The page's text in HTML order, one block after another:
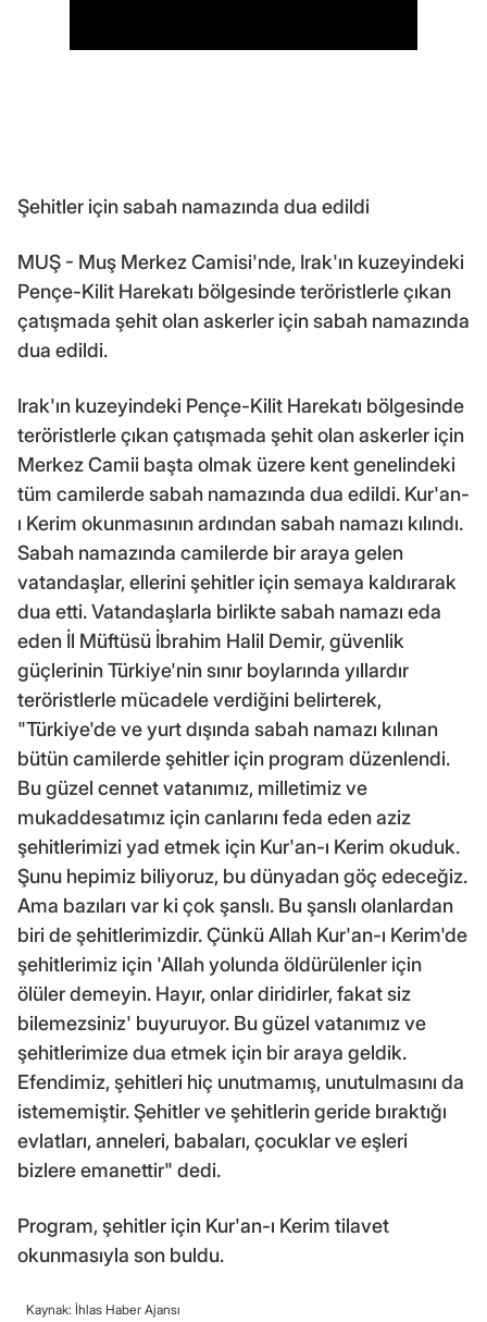
Şehitler için sabah namazında dua edildi
MUŞ - Muş Merkez Camisi'nde, Irak'ın kuzeyindeki
Pençe-Kilit Harekatı bölgesinde teröristlerle çıkan
çatışmada şehit olan askerler için sabah namazında
dua edildi.
Irak'ın kuzeyindeki Pençe-Kilit Harekatı bölgesinde
teröristlerle çıkan çatışmada şehit olan askerler için
Merkez Camii başta olmak üzere kent genelindeki
tüm camilerde sabah namazında dua edildi. Kur'an-
ı Kerim okunmasının ardından sabah namazı kılındı.
Sabah namazında camilerde bir araya gelen
vatandaşlar, ellerini şehitler için semaya kaldırarak
dua etti. Vatandaşlarla birlikte sabah namazı eda
eden İl Müftüsü İbrahim Halil Demir, güvenlik
güçlerinin Türkiye'nin sınır boylarında yıllardır
teröristlerle mücadele verdiğini belirterek,
"Türkiye'de ve yurt dışında sabah namazı kılınan
bütün camilerde şehitler için program düzenlendi.
Bu güzel cennet vatanımız, milletimiz ve
mukaddesatımız için canlarını feda eden aziz
şehitlerimizi yad etmek için Kur'an-ı Kerim okuduk.
Şunu hepimiz biliyoruz, bu dünyadan göç edeceğiz.
Ama bazıları var ki çok şanslı. Bu şanslı olanlardan
biri de şehitlerimizdir. Çünkü Allah Kur'an-ı Kerim'de
şehitlerimiz için 'Allah yolunda öldürülenler için
ölüler demeyin. Hayır, onlar diridirler, fakat siz
bilemezsiniz' buyuruyor. Bu güzel vatanımız ve
şehitlerimize dua etmek için bir araya geldik.
Efendimiz, şehitleri hiç unutmamış, unutulmasını da
istememiştir. Şehitler ve şehitlerin geride bıraktığı
evlatları, anneleri, babaları, çocuklar ve eşleri
bizlere emanettir" dedi.
Program, şehitler için Kur'an-ı Kerim tilavet
okunmasıyla son buldu.
Kaynak: İhlas Haber Ajansı